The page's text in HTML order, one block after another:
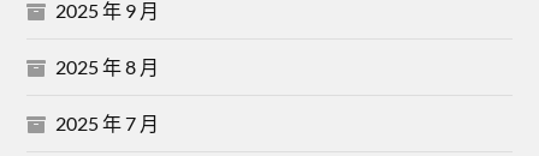
2025 年 9 月
2025 年 8 月
2025 年 7 月